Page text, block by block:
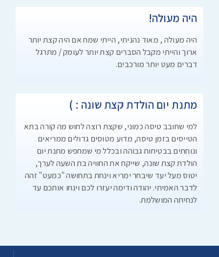
היה מעולה!
היה מעולה , מאוד נהניתי, הייתי שמח אם היה קצת יותר
ארוך והייתי מקבל הסברים קצת יותר לעומק / מתרגל
דברים מעט יותר מורכבים.
מתנת יום הולדת קצת שונה : )
למי שחובב טיסה כמוני, שקצת רוצה לחוש מה קורה בתא
הטייסים בזמן טיסה, מדוע מטוסים גדולים ממריאים
ונוחתים בבטיחות גבוהה ובכלל מי שמחפש מתנת יום
הולדת קצת שונה, שייקח את החוויה בת השעה לערך,
יטוס מעל יעד שיבחר ימריא וינחת בתחושה "כמעט" זהה
לדבר האמיתי. יהודה ודימה יעזרו לכם וינחו אותכם עד
לנחיתה המושלמת.